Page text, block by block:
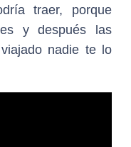
traer, porque
y después las
nadie te lo